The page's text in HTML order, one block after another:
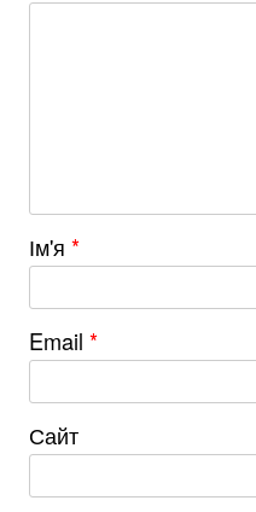
Ім'я *
Email *
Сайт